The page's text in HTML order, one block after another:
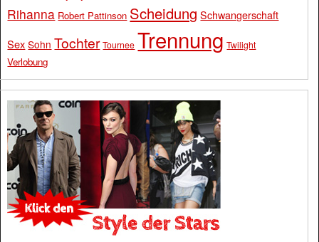
Rihanna Robert Pattinson Scheidung Schwangerschaft
Sex Sohn Tochter Tournee Trennung Twilight
Verlobung